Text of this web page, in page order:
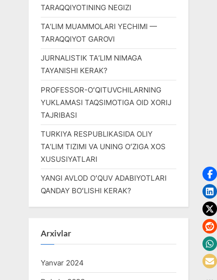
TARAQQIYOTINING NEGIZI
TAʼLIM MUAMMOLARI YECHIMI —
TARAQQIYOT GAROVI
JURNALISTIK TAʼLIM NIMAGA
TAYANISHI KERAK?
PROFESSOR-OʻQITUVCHILARNING
YUKLAMASI TAQSIMOTIGA OID XORIJ
TAJRIBASI
TURKIYA RESPUBLIKASIDA OLIY
TAʼLIM TIZIMI VA UNING OʻZIGA XOS
XUSUSIYATLARI
YANGI AVLOD OʻQUV ADABIYOTLARI
QANDAY BOʻLISHI KERAK?
Arxivlar
Yanvar 2024